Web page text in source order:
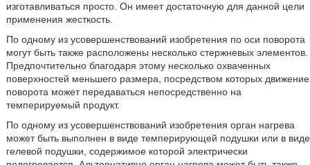
изготавливаться просто. Он имеет достаточную для данной цели
применения жесткость.
По одному из усовершенствований изобретения по оси поворота
могут быть также расположены несколько стержневых элементов.
Предпочтительно благодаря этому несколько охваченных
поверхностей меньшего размера, посредством которых движение
поворота может передаваться непосредственно на
темперируемый продукт.
По одному из усовершенствований изобретения орган нагрева
может быть выполнен в виде темперирующей подушки или в виде
гелевой подушки, содержимое которой электрически